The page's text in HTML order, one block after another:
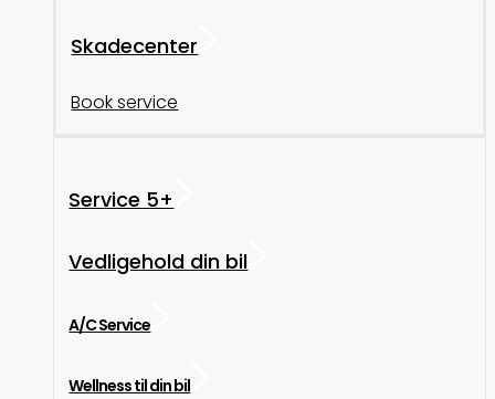
Skadecenter
Book service
Service 5+
Vedligehold din bil
A/C Service
Wellness til din bil